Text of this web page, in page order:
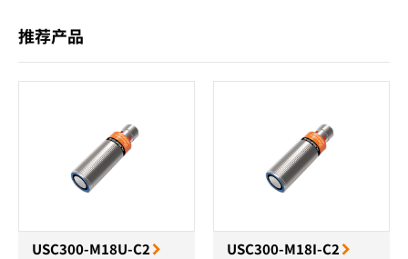
推荐产品
USC300-M18U-C2 USC300-M18I-C2